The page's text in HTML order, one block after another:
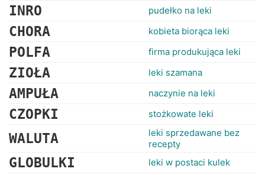
RANKINGI
INRO pudełko na leki
CHORA kobieta biorąca leki
POLFA firma produkująca leki
ZIOŁA leki szamana
AMPUŁA naczynie na leki
CZOPKI stożkowate leki
WALUTA
leki sprzedawane bez
recepty
GLOBULKI leki w postaci kulek